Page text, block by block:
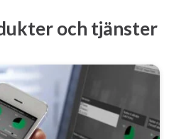
och tjänster